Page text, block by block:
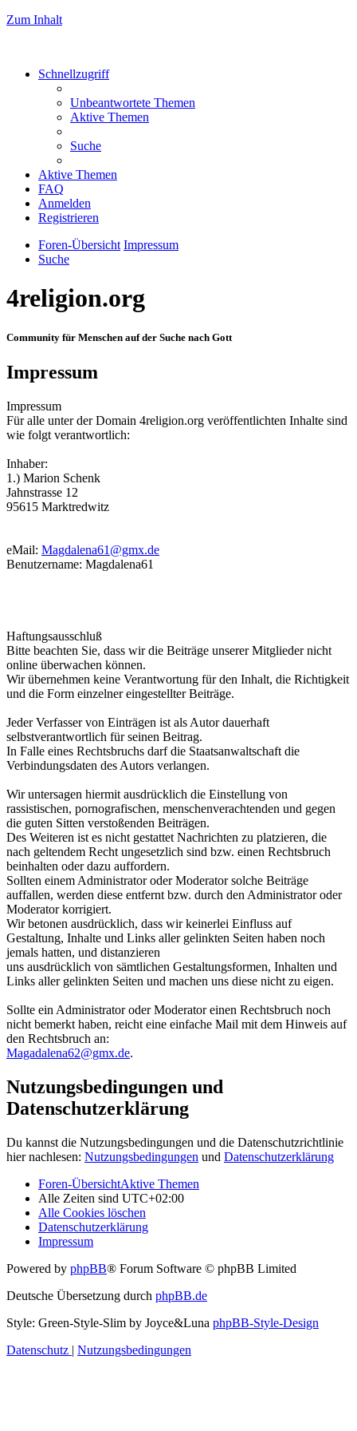
Zum Inhalt
Schnellzugriff
Unbeantwortete Themen
Aktive Themen
Suche
Aktive Themen
FAQ
Anmelden
Registrieren
Foren-Übersicht Impressum
Suche
4religion.org
Community für Menschen auf der Suche nach Gott
Impressum
Impressum
Für alle unter der Domain 4religion.org veröffentlichten Inhalte sind
wie folgt verantwortlich:
Inhaber:
1.) Marion Schenk
Jahnstrasse 12
95615 Marktredwitz
eMail: Magdalena61@gmx.de
Benutzername: Magdalena61
Haftungsausschluß
Bitte beachten Sie, dass wir die Beiträge unserer Mitglieder nicht
online überwachen können.
Wir übernehmen keine Verantwortung für den Inhalt, die Richtigkeit
und die Form einzelner eingestellter Beiträge.
Jeder Verfasser von Einträgen ist als Autor dauerhaft
selbstverantwortlich für seinen Beitrag.
In Falle eines Rechtsbruchs darf die Staatsanwaltschaft die
Verbindungsdaten des Autors verlangen.
Wir untersagen hiermit ausdrücklich die Einstellung von
rassistischen, pornografischen, menschenverachtenden und gegen
die guten Sitten verstoßenden Beiträgen.
Des Weiteren ist es nicht gestattet Nachrichten zu platzieren, die
nach geltendem Recht ungesetzlich sind bzw. einen Rechtsbruch
beinhalten oder dazu auffordern.
Sollten einem Administrator oder Moderator solche Beiträge
auffallen, werden diese entfernt bzw. durch den Administrator oder
Moderator korrigiert.
Wir betonen ausdrücklich, dass wir keinerlei Einfluss auf
Gestaltung, Inhalte und Links aller gelinkten Seiten haben noch
jemals hatten, und distanzieren
uns ausdrücklich von sämtlichen Gestaltungsformen, Inhalten und
Links aller gelinkten Seiten und machen uns diese nicht zu eigen.
Sollte ein Administrator oder Moderator einen Rechtsbruch noch
nicht bemerkt haben, reicht eine einfache Mail mit dem Hinweis auf
den Rechtsbruch an:
Magadalena62@gmx.de.
Nutzungsbedingungen und
Datenschutzerklärung
Du kannst die Nutzungsbedingungen und die Datenschutzrichtlinie
hier nachlesen: Nutzungsbedingungen und Datenschutzerklärung
Foren-ÜbersichtAktive Themen
Alle Zeiten sind UTC+02:00
Alle Cookies löschen
Datenschutzerklärung
Impressum
Powered by phpBB® Forum Software © phpBB Limited
Deutsche Übersetzung durch phpBB.de
Style: Green-Style-Slim by Joyce&Luna phpBB-Style-Design
Datenschutz | Nutzungsbedingungen